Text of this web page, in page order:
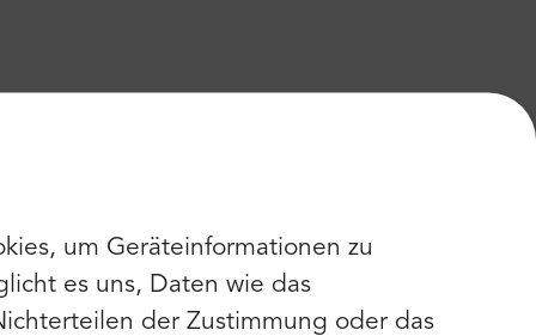
um Geräteinformationen zu
es uns, Daten wie das
der Zustimmung oder das